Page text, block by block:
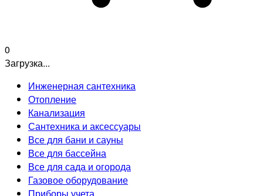
0
Загрузка...
Инженерная сантехника
Отопление
Канализация
Сантехника и аксессуары
Все для бани и сауны
Все для бассейна
Все для сада и огорода
Газовое оборудование